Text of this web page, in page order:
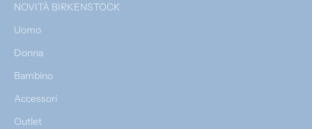
NOVITÀ BIRKENSTOCK
Uomo
Donna
Bambino
Accessori
Outlet